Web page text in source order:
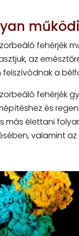
fehérjék
az
a
fehérjék
és
más élettani
valamint